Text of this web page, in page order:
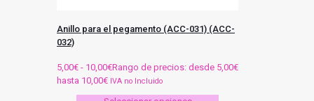
Anillo para el pegamento (ACC-031) (ACC-
032)
5,00€ - 10,00€Rango de precios: desde 5,00€
hasta 10,00€ IVA no Incluido